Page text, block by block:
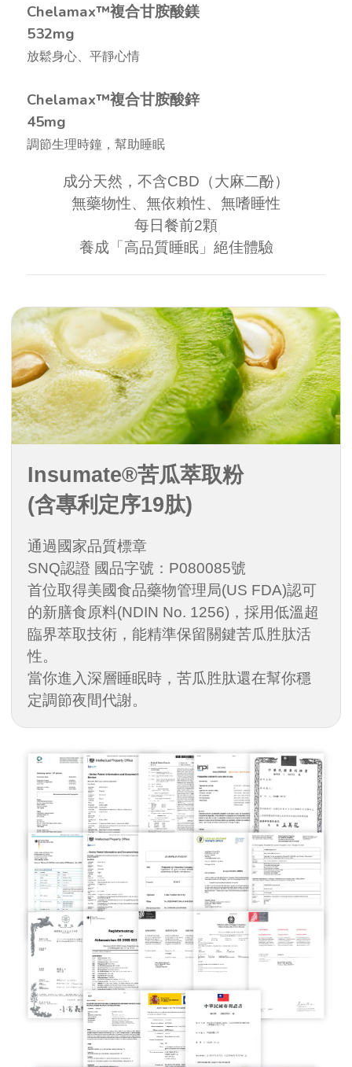
Chelamax™複合甘胺酸鎂
532mg
放鬆身心、平靜心情
Chelamax™複合甘胺酸鋅
45mg
調節生理時鐘，幫助睡眠
成分天然，不含CBD（大麻二酚）
無藥物性、無依賴性、無嗜睡性
每日餐前2顆
養成「高品質睡眠」絕佳體驗
Insumate®苦瓜萃取粉
(含專利定序19肽)
通過國家品質標章
SNQ認證 國品字號：P080085號
首位取得美國食品藥物管理局(US FDA)認可
的新膳食原料(NDIN No. 1256)，採用低溫超
臨界萃取技術，能精準保留關鍵苦瓜胜肽活
性。
當你進入深層睡眠時，苦瓜胜肽還在幫你穩
定調節夜間代謝。